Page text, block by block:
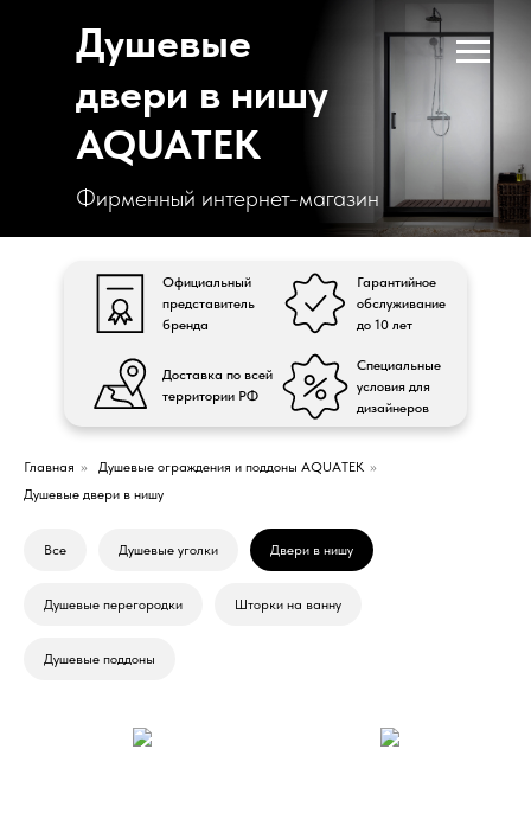
Душевые
двери в нишу
AQUATEK
Фирменный интернет-магазин
Официальный
представитель
бренда
Доставка по всей
территории РФ
Гарантийное
обслуживание
до 10 лет
Специальные
условия для
дизайнеров
Главная » Душевые ограждения и поддоны AQUATEK »
Душевые двери в нишу
Все Душевые уголки Двери в нишу
Душевые перегородки Шторки на ванну
Душевые поддоны